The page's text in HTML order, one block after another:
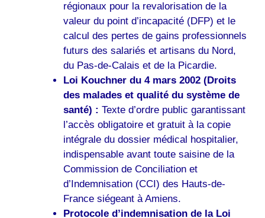
régionaux pour la revalorisation de la
valeur du point d’incapacité (DFP) et le
calcul des pertes de gains professionnels
futurs des salariés et artisans du Nord,
du Pas-de-Calais et de la Picardie.
Loi Kouchner du 4 mars 2002 (Droits
des malades et qualité du système de
santé) : Texte d’ordre public garantissant
l’accès obligatoire et gratuit à la copie
intégrale du dossier médical hospitalier,
indispensable avant toute saisine de la
Commission de Conciliation et
d’Indemnisation (CCI) des Hauts-de-
France siégeant à Amiens.
Protocole d’indemnisation de la Loi